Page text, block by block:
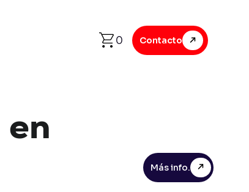
0 Contacto
en
Más info.